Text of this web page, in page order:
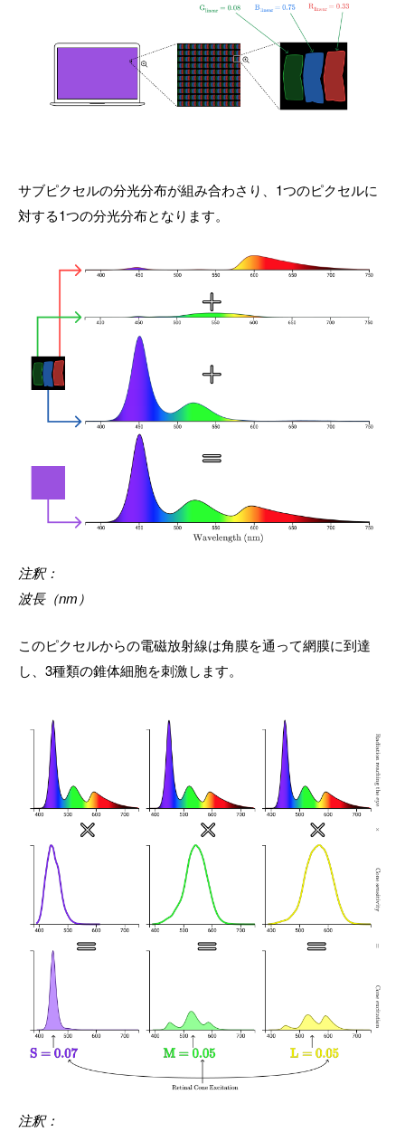
サブピクセルの分光分布が組み合わさり、1つのピクセルに
対する1つの分光分布となります。
注釈：
波長（nm）
このピクセルからの電磁放射線は角膜を通って網膜に到達
し、3種類の錐体細胞を刺激します。
注釈：